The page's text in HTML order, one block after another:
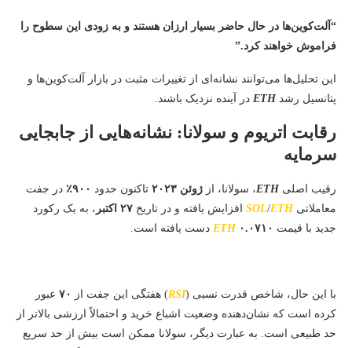
“آلت‌کوین‌ها در حال حاضر بسیار ارزان هستند و به زودی این سطوح را
فراموش خواهند کرد.”
این تحلیل‌ها می‌توانند نشانه‌ای از تغییرات مثبت در بازار آلت‌کوین‌ها و
پتانسیل رشد ETH در آینده نزدیک باشند.
رقابت اتریوم و سولانا: نشانه‌هایی از جابجایی
سرمایه
رقیب اصلی ETH، سولانا، از ژوئن ۲۰۲۳ تاکنون حدود ۹۰۰٪
در جفت
معاملاتی
SOL/ETH افزایش یافته و در تاریخ ۲۷ اکتبر
، به یک رکورد
جدید با قیمت ۰.۰۷۱۰ ETH دست یافته است.
با این حال، شاخص قدرت نسبی (RSI) هفتگی این جفت از ۷۰ عبور
کرده است که نشان‌دهنده وضعیت اشباع خرید و احتمالاً ارزشی بالاتر از
حد طبیعی است. به عبارت دیگر، سولانا ممکن است بیش از حد سریع